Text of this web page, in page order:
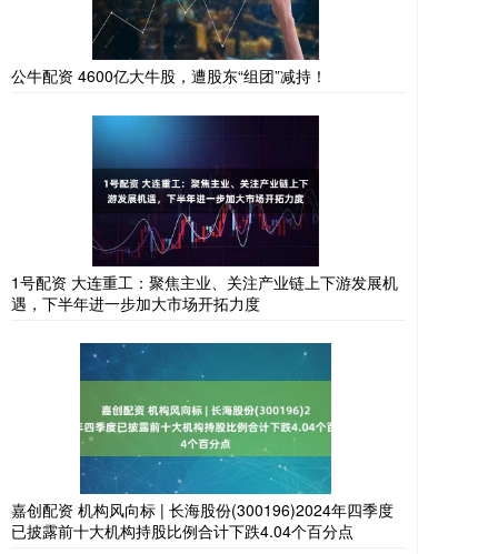
公牛配资 4600亿大牛股，遭股东“组团”减持！
1号配资 大连重工：聚焦主业、关注产业链上下游发展机
遇，下半年进一步加大市场开拓力度
嘉创配资 机构风向标 | 长海股份(300196)2024年四季度
已披露前十大机构持股比例合计下跌4.04个百分点